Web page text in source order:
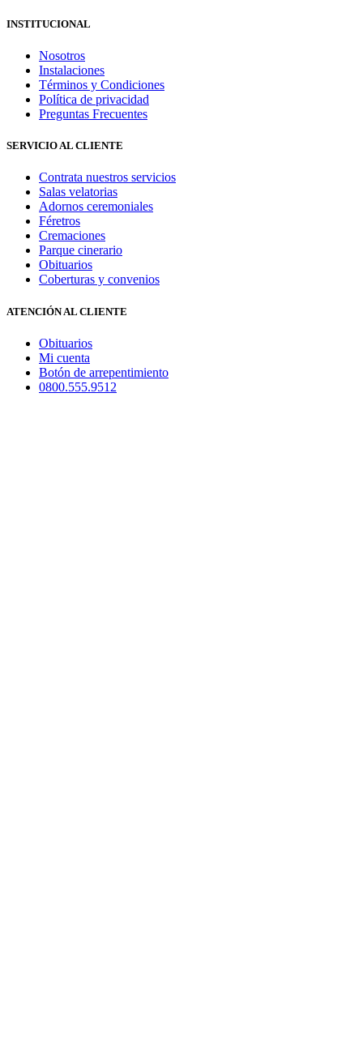
INSTITUCIONAL
Nosotros
Instalaciones
Términos y Condiciones
Política de privacidad
Preguntas Frecuentes
SERVICIO AL CLIENTE
Contrata nuestros servicios
Salas velatorias
Adornos ceremoniales
Féretros
Cremaciones
Parque cinerario
Obituarios
Coberturas y convenios
ATENCIÓN AL CLIENTE
Obituarios
Mi cuenta
Botón de arrepentimiento
0800.555.9512